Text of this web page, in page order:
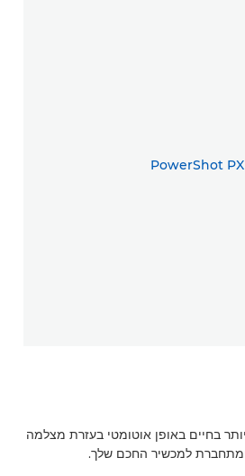
בחיים באופן אוטומטי בעזרת מצלמה
למכשיר החכם שלך.